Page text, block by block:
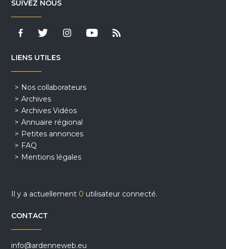
SUIVEZ NOUS
LIENS UTILES
Nos collaborateurs
Archives
Archives Vidéos
Annuaire régional
Petites annonces
FAQ
Mentions légales
Il y a actuellement 0 utilisateur connecté.
CONTACT
info@ardenneweb.eu